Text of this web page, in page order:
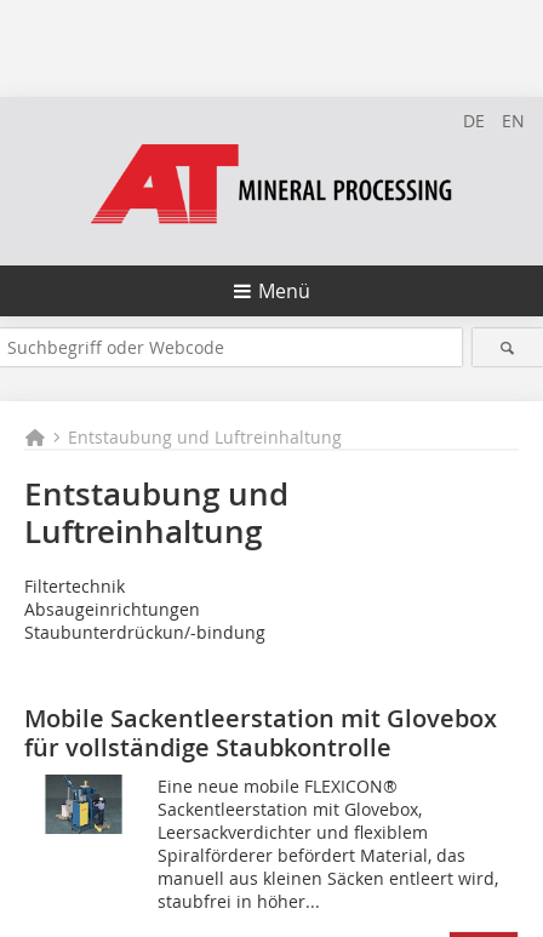
DE EN
Menü
Entstaubung und Luftreinhaltung
Entstaubung und
Luftreinhaltung
Filtertechnik
Absaugeinrichtungen
Staubunterdrückun/-bindung
Mobile Sackentleerstation mit Glovebox
für vollständige Staubkontrolle
Eine neue mobile FLEXICON®
Sackentleerstation mit Glovebox,
Leersackverdichter und flexiblem
Spiralförderer befördert Material, das
manuell aus kleinen Säcken entleert wird,
staubfrei in höher...